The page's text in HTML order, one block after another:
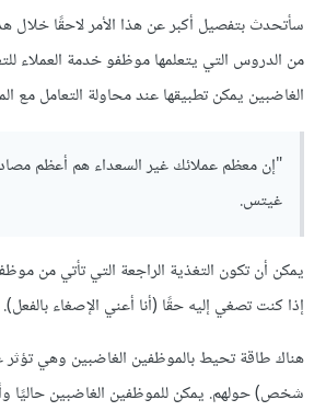
سأتحدث بتفصيل أكبر عن هذا الأمر لاحقًا خلال
من الدروس التي يتعلمها موظفو خدمة العملاء
الغاضبين يمكن تطبيقها عند محاولة التعامل مع
"إن معظم عملائك غير السعداء هم أعظم
غيتس.
يمكن أن تكون التغذية الراجعة التي تأتي من
إذا كنت تصغي إليه حقًا (أنا أعني الإصغاء بالفعل).
هناك طاقة تحيط بالموظفين الغاضبين وهي
شخص) حولهم. يمكن للموظفين الغاضبين